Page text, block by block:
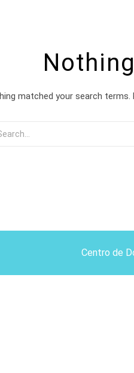
matched your search
Centro de